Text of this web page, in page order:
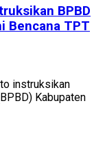
BPBD
Bencana TPT
instruksikan
Kabupaten